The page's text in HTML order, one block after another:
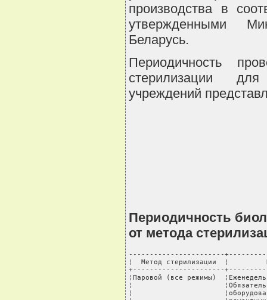
производства в
утвержденными
Беларусь.
Периодичность
стерилизации для
учреждений
Периодичность
от метода
-----------------------
¦  Метод стерилизации  ¦
+----------------------
¦Паровой (все режимы)
¦                      ¦Обязательно
¦